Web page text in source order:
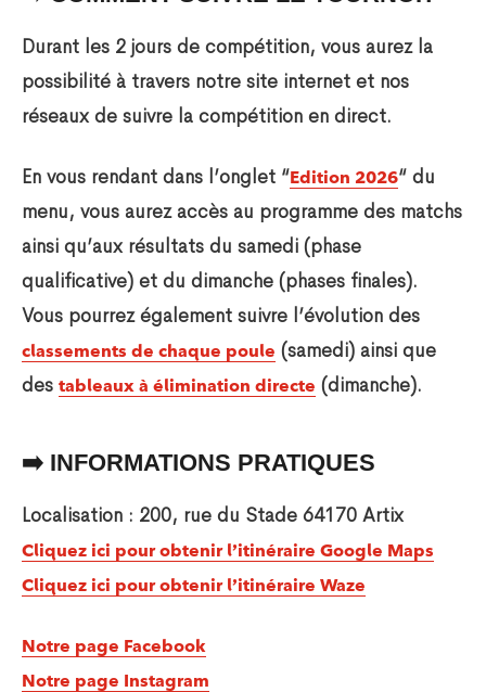
Durant les 2 jours de compétition, vous aurez la
possibilité à travers notre site internet et nos
réseaux de suivre la compétition en direct.
En vous rendant dans l’onglet “Edition 2026“ du
menu, vous aurez accès au programme des matchs
ainsi qu’aux résultats du samedi (phase
qualificative) et du dimanche (phases finales).
Vous pourrez également suivre l’évolution des
classements de chaque poule (samedi) ainsi que
des tableaux à élimination directe (dimanche).
➡️ INFORMATIONS PRATIQUES
Localisation : 200, rue du Stade 64170 Artix
Cliquez ici pour obtenir l’itinéraire Google Maps
Cliquez ici pour obtenir l’itinéraire Waze
Notre page Facebook
Notre page Instagram